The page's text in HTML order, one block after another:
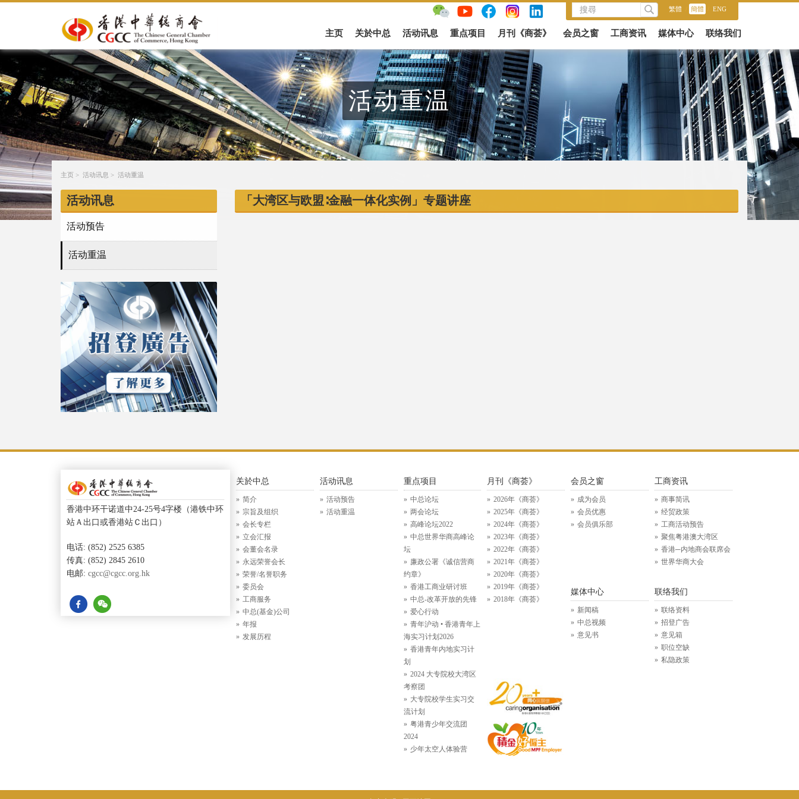
繁體 簡體 ENG
主页 关於中总 活动讯息 重点项目 月刊《商荟》 会员之窗 工商资讯 媒体中心 联络我们
活动重温
主页 > 活动讯息 > 活动重温
活动讯息
活动预告
活动重温
「大湾区与欧盟∶金融一体化实例」专题讲座
香港中环干诺道中24-25号4字楼（港铁中环
站Ａ出口或香港站Ｃ出口）
电话: (852) 2525 6385
传真: (852) 2845 2610
电邮: cgcc@cgcc.org.hk
关於中总
简介
宗旨及组织
会长专栏
立会汇报
会董会名录
永远荣誉会长
荣誉/名誉职务
委员会
工商服务
中总(基金)公司
年报
发展历程
活动讯息
活动预告
活动重温
重点项目
中总论坛
两会论坛
高峰论坛2022
中总世界华商高峰论
坛
廉政公署《诚信营商
约章》
香港工商业研讨班
中总-改革开放的先锋
爱心行动
青年沪动 • 香港青年上
海实习计划2026
香港青年内地实习计
划
2024 大专院校大湾区
考察团
大专院校学生实习交
流计划
粤港青少年交流团
2024
少年太空人体验营
月刊《商荟》
2026年《商荟》
2025年《商荟》
2024年《商荟》
2023年《商荟》
2022年《商荟》
2021年《商荟》
2020年《商荟》
2019年《商荟》
2018年《商荟》
会员之窗
成为会员
会员优惠
会员俱乐部
工商资讯
商事简讯
经贸政策
工商活动预告
聚焦粤港澳大湾区
香港─内地商会联席会
世界华商大会
媒体中心
新闻稿
中总视频
意见书
联络我们
联络资料
招登广告
意见箱
职位空缺
私隐政策